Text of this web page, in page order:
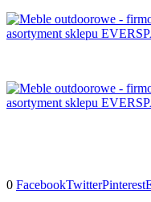
0 FacebookTwitterPinterest